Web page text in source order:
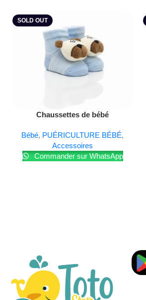
SOLD OUT
Lire La SuiteChaussettes de bébé
Bébé, PUÉRICULTURE BÉBÉ,
Accessoires
Commander sur WhatsApp